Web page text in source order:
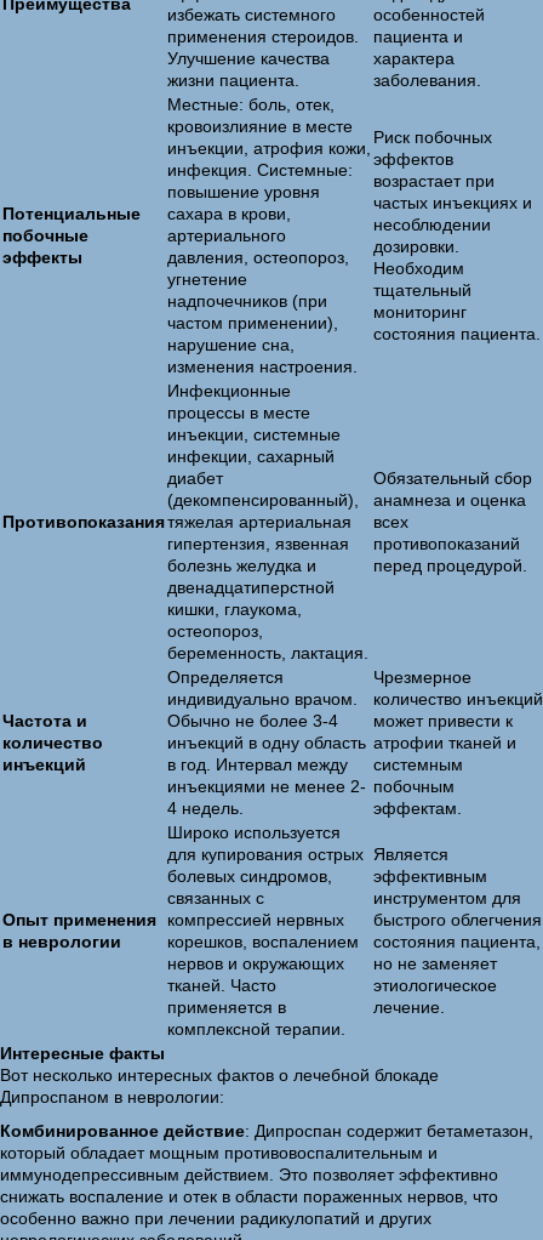
избежать системного
применения стероидов.
Улучшение качества
жизни пациента.
особенностей
пациента и
характера
заболевания.
Потенциальные
побочные
эффекты
Местные: боль, отек,
кровоизлияние в месте
инъекции, атрофия кожи,
инфекция. Системные:
повышение уровня
сахара в крови,
артериального
давления, остеопороз,
угнетение
надпочечников (при
частом применении),
нарушение сна,
изменения настроения.
Риск побочных
эффектов
возрастает при
частых инъекциях и
несоблюдении
дозировки.
Необходим
тщательный
мониторинг
состояния пациента.
Противопоказания
Инфекционные
процессы в месте
инъекции, системные
инфекции, сахарный
диабет
(декомпенсированный),
тяжелая артериальная
гипертензия, язвенная
болезнь желудка и
двенадцатиперстной
кишки, глаукома,
остеопороз,
беременность, лактация.
Обязательный сбор
анамнеза и оценка
всех
противопоказаний
перед процедурой.
Частота и
количество
инъекций
Определяется
индивидуально врачом.
Обычно не более 3-4
инъекций в одну область
в год. Интервал между
инъекциями не менее 2-
4 недель.
Чрезмерное
количество инъекций
может привести к
атрофии тканей и
системным
побочным
эффектам.
Опыт применения
в неврологии
Широко используется
для купирования острых
болевых синдромов,
связанных с
компрессией нервных
корешков, воспалением
нервов и окружающих
тканей. Часто
применяется в
комплексной терапии.
Является
эффективным
инструментом для
быстрого облегчения
состояния пациента,
но не заменяет
этиологическое
лечение.
Интересные факты
Вот несколько интересных фактов о лечебной блокаде
Дипроспаном в неврологии:
Комбинированное действие: Дипроспан содержит бетаметазон,
который обладает мощным противовоспалительным и
иммунодепрессивным действием. Это позволяет эффективно
снижать воспаление и отек в области пораженных нервов, что
особенно важно при лечении радикулопатий и других